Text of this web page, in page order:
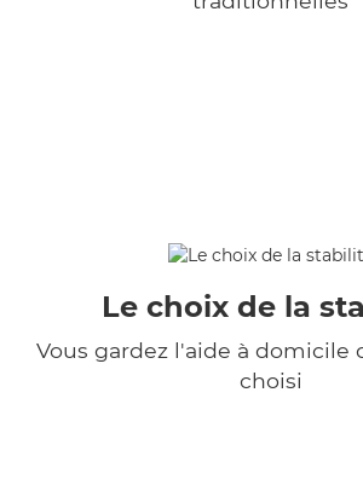
Le choix de la
Vous gardez l'aide à domicile
choisi